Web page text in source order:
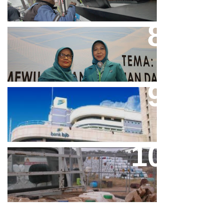
Perpres No.99/2017 Bisa Jadi
Acuan Semangat Pengabdian
Aher Minta Pemerintah Pusat
Masukan Kembali BJB Sebagai
Penyalur KUR
Paparan Pestisida Sebabkan
Parkinson Dan Kanker